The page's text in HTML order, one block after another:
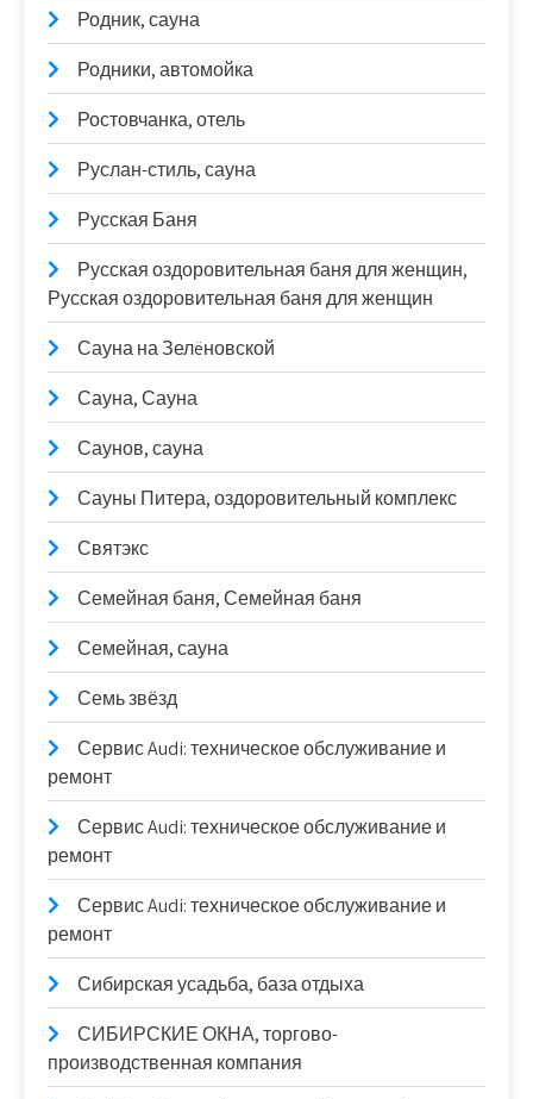
Родник, сауна
Родники, автомойка
Ростовчанка, отель
Руслан-стиль, сауна
Русская Баня
Русская оздоровительная баня для женщин,
Русская оздоровительная баня для женщин
Сауна на Зелëновской
Сауна, Сауна
Саунов, сауна
Сауны Питера, оздоровительный комплекс
Святэкс
Семейная баня, Семейная баня
Семейная, сауна
Семь звёзд
Сервис Audi: техническое обслуживание и
ремонт
Сервис Audi: техническое обслуживание и
ремонт
Сервис Audi: техническое обслуживание и
ремонт
Сибирская усадьба, база отдыха
СИБИРСКИЕ ОКНА, торгово-
производственная компания